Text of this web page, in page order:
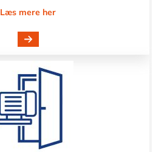
Læs mere her